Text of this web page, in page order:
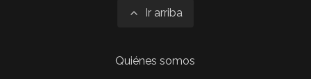
Ir arriba
Quiénes somos